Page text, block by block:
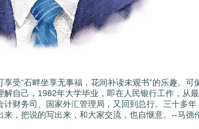
“石畔坐享无事福，花间补读未观书”的乐趣。可
自己，1982年大学毕业，即在人民银行工作，从
财务司、国家外汇管理局，又回到总行。三十多
，把说的写出来，和大家交流，也自惬意。--马德